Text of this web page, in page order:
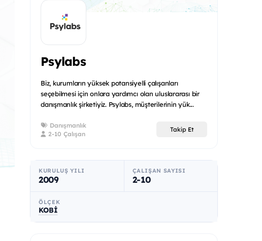
Psylabs
Biz, kurumların yüksek potansiyelli çalışanları
seçebilmesi için onlara yardımcı olan uluslararası bir
danışmanlık şirketiyiz. Psylabs, müşterilerinin yük...
Danışmanlık
2-10 Çalışan
Takip Et
KURULUŞ YILI
2009
ÇALIŞAN SAYISI
2-10
ÖLÇEK
KOBİ